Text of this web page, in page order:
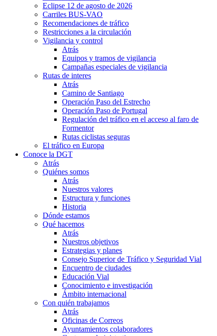
Eclipse 12 de agosto de 2026
Carriles BUS-VAO
Recomendaciones de tráfico
Restricciones a la circulación
Vigilancia y control
Atrás
Equipos y tramos de vigilancia
Campañas especiales de vigilancia
Rutas de interes
Atrás
Camino de Santiago
Operación Paso del Estrecho
Operación Paso de Portugal
Regulación del tráfico en el acceso al faro de
Formentor
Rutas ciclistas seguras
El tráfico en Europa
Conoce la DGT
Atrás
Quiénes somos
Atrás
Nuestros valores
Estructura y funciones
Historia
Dónde estamos
Qué hacemos
Atrás
Nuestros objetivos
Estrategias y planes
Consejo Superior de Tráfico y Seguridad Vial
Encuentro de ciudades
Educación Vial
Conocimiento e investigación
Ámbito internacional
Con quién trabajamos
Atrás
Oficinas de Correos
Ayuntamientos colaboradores